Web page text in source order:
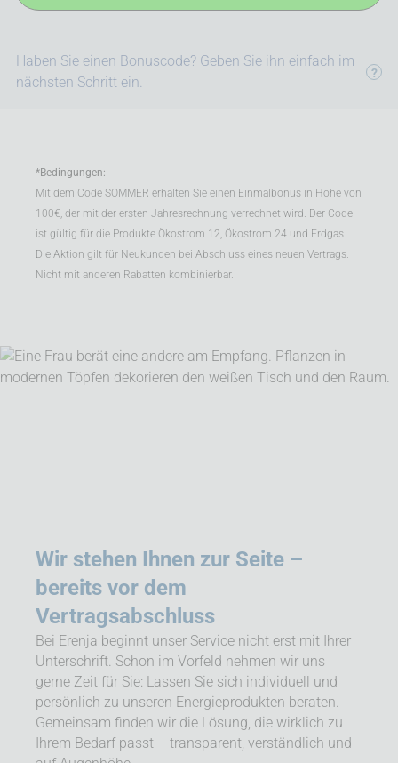
Haben Sie einen Bonuscode? Geben Sie ihn einfach im
nächsten Schritt ein.
*Bedingungen:
Mit dem Code SOMMER erhalten Sie einen Einmalbonus in Höhe von
100€, der mit der ersten Jahresrechnung verrechnet wird. Der Code
ist gültig für die Produkte Ökostrom 12, Ökostrom 24 und Erdgas.
Die Aktion gilt für Neukunden bei Abschluss eines neuen Vertrags.
Nicht mit anderen Rabatten kombinierbar.
Wir stehen Ihnen zur Seite –
bereits vor dem
Vertragsabschluss
Bei Erenja beginnt unser Service nicht erst mit Ihrer
Unterschrift. Schon im Vorfeld nehmen wir uns
gerne Zeit für Sie: Lassen Sie sich individuell und
persönlich zu unseren Energieprodukten beraten.
Gemeinsam finden wir die Lösung, die wirklich zu
Ihrem Bedarf passt – transparent, verständlich und